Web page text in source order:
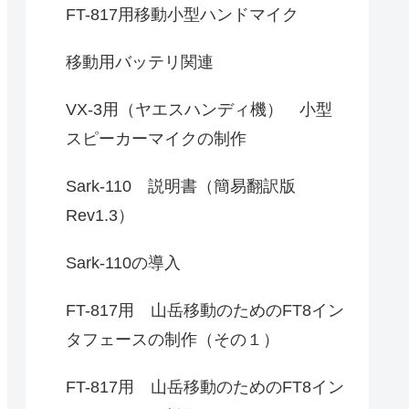
FT-817用移動小型ハンドマイク
移動用バッテリ関連
VX-3用（ヤエスハンディ機） 小型
スピーカーマイクの制作
Sark-110 説明書（簡易翻訳版
Rev1.3）
Sark-110の導入
FT-817用 山岳移動のためのFT8イン
タフェースの制作（その１）
FT-817用 山岳移動のためのFT8イン